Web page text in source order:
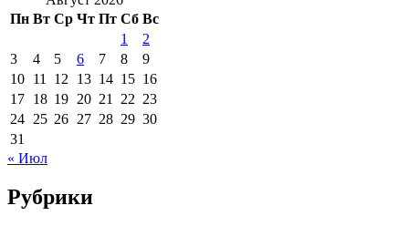
Пн Вт Ср Чт Пт Сб Вс
1
2
3
4 5 6 7 8
9
10 11 12 13 14 15 16
17 18 19 20 21 22 23
24 25 26 27 28 29 30
31
« Июл
Рубрики